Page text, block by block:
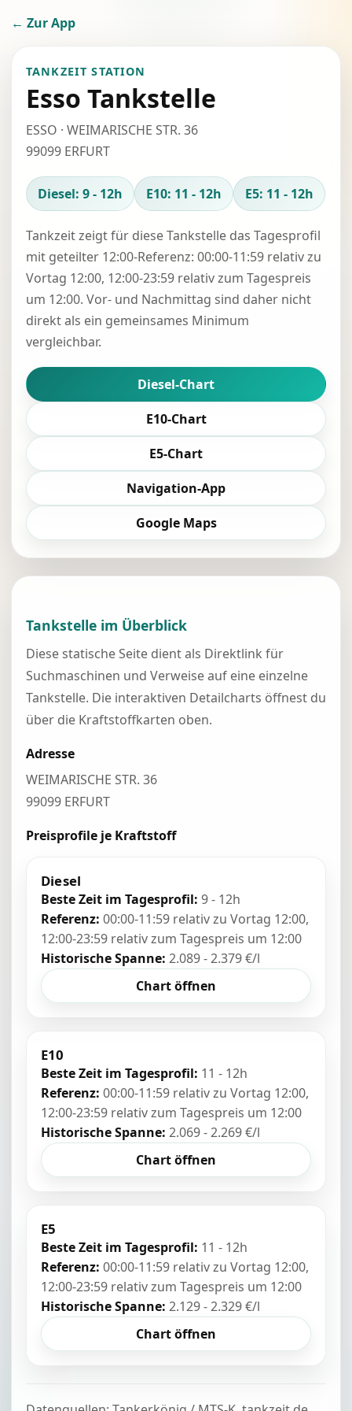
← Zur App
TANKZEIT STATION
Esso Tankstelle
ESSO · WEIMARISCHE STR. 36
99099 ERFURT
Diesel: 9 - 12h E10: 11 - 12h E5: 11 - 12h
Tankzeit zeigt für diese Tankstelle das Tagesprofil
mit geteilter 12:00-Referenz: 00:00-11:59 relativ zu
Vortag 12:00, 12:00-23:59 relativ zum Tagespreis
um 12:00. Vor- und Nachmittag sind daher nicht
direkt als ein gemeinsames Minimum
vergleichbar.
Diesel-Chart
E10-Chart
E5-Chart
Navigation-App
Google Maps
Tankstelle im Überblick
Diese statische Seite dient als Direktlink für
Suchmaschinen und Verweise auf eine einzelne
Tankstelle. Die interaktiven Detailcharts öffnest du
über die Kraftstoffkarten oben.
Adresse
WEIMARISCHE STR. 36
99099 ERFURT
Preisprofile je Kraftstoff
Diesel
Beste Zeit im Tagesprofil: 9 - 12h
Referenz: 00:00-11:59 relativ zu Vortag 12:00,
12:00-23:59 relativ zum Tagespreis um 12:00
Historische Spanne: 2.089 - 2.379 €/l
Chart öffnen
E10
Beste Zeit im Tagesprofil: 11 - 12h
Referenz: 00:00-11:59 relativ zu Vortag 12:00,
12:00-23:59 relativ zum Tagespreis um 12:00
Historische Spanne: 2.069 - 2.269 €/l
Chart öffnen
E5
Beste Zeit im Tagesprofil: 11 - 12h
Referenz: 00:00-11:59 relativ zu Vortag 12:00,
12:00-23:59 relativ zum Tagespreis um 12:00
Historische Spanne: 2.129 - 2.329 €/l
Chart öffnen